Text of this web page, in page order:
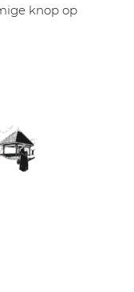
knop op